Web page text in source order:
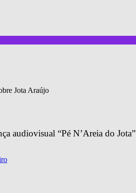
Jota Araújo
audiovisual “Pé N’Areia do Jota”